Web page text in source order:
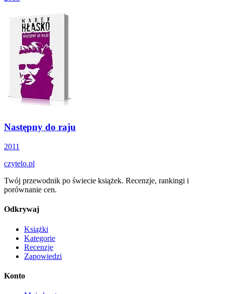
Następny do raju
2011
czytelo.pl
Twój przewodnik po świecie książek. Recenzje, rankingi i
porównanie cen.
Odkrywaj
Książki
Kategorie
Recenzje
Zapowiedzi
Konto